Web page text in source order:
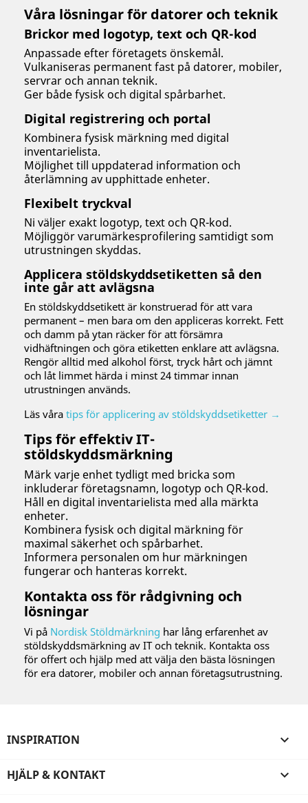
Våra lösningar för datorer och teknik
Brickor med logotyp, text och QR-kod
Anpassade efter företagets önskemål.
Vulkaniseras permanent fast på datorer, mobiler,
servrar och annan teknik.
Ger både fysisk och digital spårbarhet.
Digital registrering och portal
Kombinera fysisk märkning med digital
inventarielista.
Möjlighet till uppdaterad information och
återlämning av upphittade enheter.
Flexibelt tryckval
Ni väljer exakt logotyp, text och QR-kod.
Möjliggör varumärkesprofilering samtidigt som
utrustningen skyddas.
Applicera stöldskyddsetiketten så den
inte går att avlägsna
En stöldskyddsetikett är konstruerad för att vara
permanent – men bara om den appliceras korrekt. Fett
och damm på ytan räcker för att försämra
vidhäftningen och göra etiketten enklare att avlägsna.
Rengör alltid med alkohol först, tryck hårt och jämnt
och låt limmet härda i minst 24 timmar innan
utrustningen används.
Läs våra tips för applicering av stöldskyddsetiketter →
Tips för effektiv IT-
stöldskyddsmärkning
Märk varje enhet tydligt med bricka som
inkluderar företagsnamn, logotyp och QR-kod.
Håll en digital inventarielista med alla märkta
enheter.
Kombinera fysisk och digital märkning för
maximal säkerhet och spårbarhet.
Informera personalen om hur märkningen
fungerar och hanteras korrekt.
Kontakta oss för rådgivning och
lösningar
Vi på Nordisk Stöldmärkning har lång erfarenhet av
stöldskyddsmärkning av IT och teknik. Kontakta oss
för offert och hjälp med att välja den bästa lösningen
för era datorer, mobiler och annan företagsutrustning.
INSPIRATION 
HJÄLP & KONTAKT 